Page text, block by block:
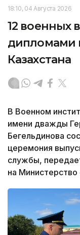
18:10, 04 Августа 2026
12 военных
дипломами
Казахстана
В Военном
имени дважды
Бегельдинова
церемония
службы,
на